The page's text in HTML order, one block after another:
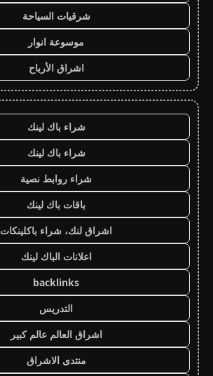
شرقيات السياحة
موسوعة انوار
اشراق الأرباح
شراء باك لينك
شراء باك لينك
شراء روابط نصية
باقات باك لينك
اشراق لنك، شراء باكلينكات
اعلانات الباك لينك
backlinks
التدريس
اشراق العالم عالم كبير
منتدى الاشراق